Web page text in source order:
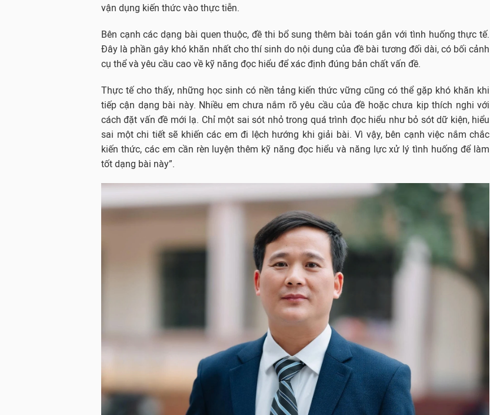
vận dụng kiến thức vào thực tiễn.
Bên cạnh các dạng bài quen thuộc, đề thi bổ sung thêm bài toán gắn với tình huống thực tế.
Đây là phần gây khó khăn nhất cho thí sinh do nội dung của đề bài tương đối dài, có bối cảnh
cụ thể và yêu cầu cao về kỹ năng đọc hiểu để xác định đúng bản chất vấn đề.
Thực tế cho thấy, những học sinh có nền tảng kiến thức vững cũng có thể gặp khó khăn khi
tiếp cận dạng bài này. Nhiều em chưa nắm rõ yêu cầu của đề hoặc chưa kịp thích nghi với
cách đặt vấn đề mới lạ. Chỉ một sai sót nhỏ trong quá trình đọc hiểu như bỏ sót dữ kiện, hiểu
sai một chi tiết sẽ khiến các em đi lệch hướng khi giải bài. Vì vậy, bên cạnh việc nắm chắc
kiến thức, các em cần rèn luyện thêm kỹ năng đọc hiểu và năng lực xử lý tình huống để làm
tốt dạng bài này”.